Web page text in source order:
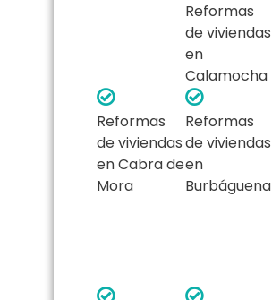
Reformas
de viviendas
en
Calamocha
Reformas
de viviendas
en Cabra de
Mora
Reformas
de viviendas
en
Burbáguena